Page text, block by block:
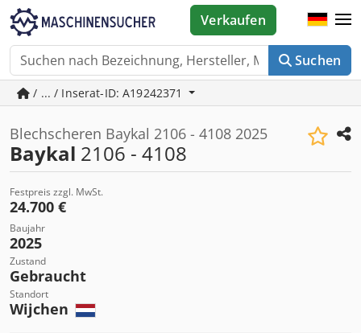
Suchen
Verkaufen
/ ... / Inserat-ID: A19242371
Blechscheren Baykal 2106 - 4108 2025
Baykal 2106 - 4108
Festpreis zzgl. MwSt.
24.700 €
Baujahr
2025
Zustand
Gebraucht
Standort
Wijchen